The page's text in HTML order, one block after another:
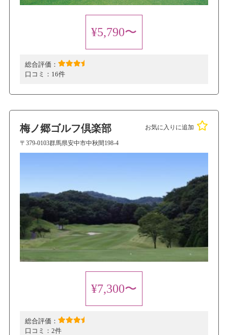
¥5,790〜
総合評価：
口コミ： 16件
梅ノ郷ゴルフ倶楽部
〒379-0103群馬県安中市中秋間198-4
¥7,300〜
総合評価：
口コミ： 2件
お気に入りに追加